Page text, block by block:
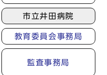
市立井田病院
教育委員会事務局
監査事務局